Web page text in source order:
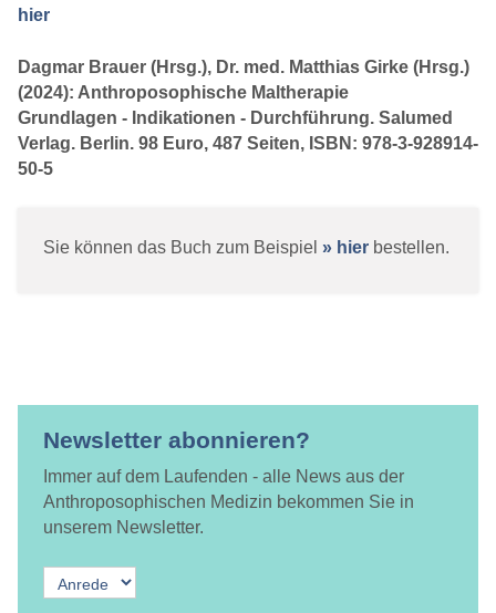
hier
Dagmar Brauer (Hrsg.), Dr. med. Matthias Girke (Hrsg.)
(2024): Anthroposophische Maltherapie
Grundlagen - Indikationen - Durchführung. Salumed
Verlag. Berlin. 98 Euro, 487 Seiten, ISBN: 978-3-928914-
50-5
Sie können das Buch zum Beispiel » hierbestellen.
Newsletter abonnieren?
Immer auf dem Laufenden - alle News aus der
Anthroposophischen Medizin bekommen Sie in
unserem Newsletter.